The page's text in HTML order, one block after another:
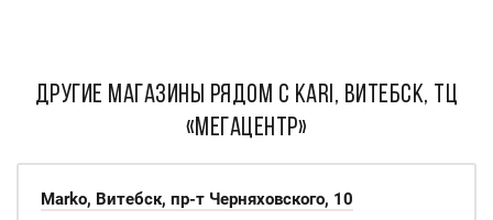
ДРУГИЕ МАГАЗИНЫ РЯДОМ С kari, Витебск, ТЦ
«МегаЦентр»
Marko, Витебск, пр-т Черняховского, 10